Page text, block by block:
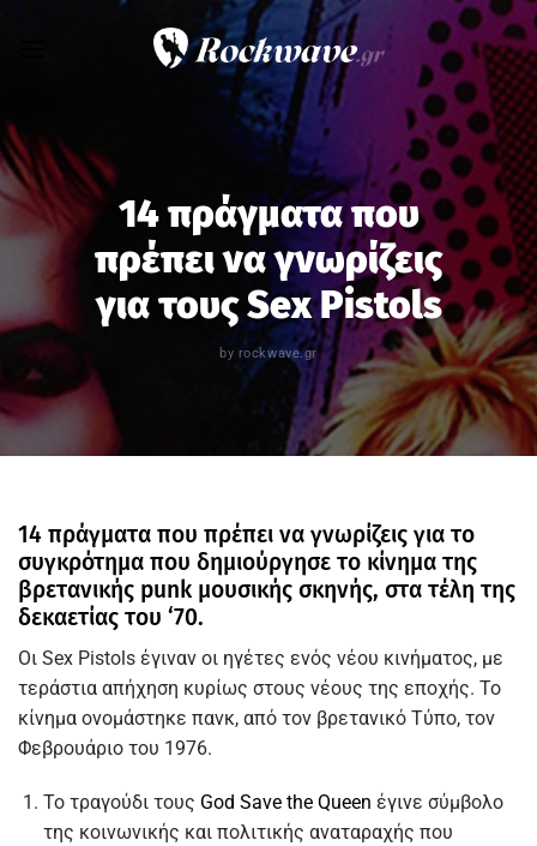
14 πράγματα που
πρέπει να γνωρίζεις
για τους Sex Pistols
by rockwave.gr
14 πράγματα που πρέπει να γνωρίζεις για το
συγκρότημα που δημιούργησε το κίνημα της
βρετανικής punkμουσικής σκηνής, στα τέλη της
δεκαετίας του ‘70.
Οι Sex Pistols έγιναν οι ηγέτες ενός νέου κινήματος, με
τεράστια απήχηση κυρίως στους νέους της εποχής. Το
κίνημα ονομάστηκε πανκ, από τον βρετανικό Τύπο, τον
Φεβρουάριο του 1976.
Το τραγούδι τους God Save the Queen έγινε σύμβολο
της κοινωνικής και πολιτικής αναταραχής που